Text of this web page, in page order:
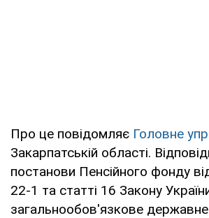
Про це повідомляє Головне
Закарпатській області.
постанови Пенсійного фонду
22-1 та статті 16 Закону
загальнообов'язкове державне